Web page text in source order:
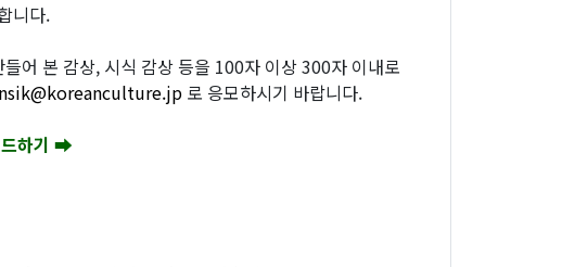
니다.
어 본 감상, 시식 감상 등을 100자 이상 300자 이내로
로 응모하시기 바랍니다.
드하기 ➡